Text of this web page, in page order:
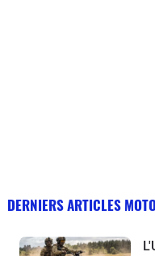
DERNIERS ARTICLES